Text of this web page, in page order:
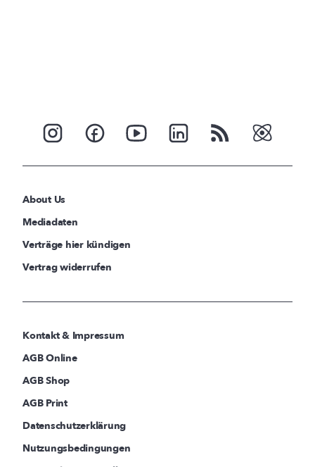
About Us
Mediadaten
Verträge hier kündigen
Vertrag widerrufen
Kontakt & Impressum
AGB Online
AGB Shop
AGB Print
Datenschutzerklärung
Nutzungsbedingungen